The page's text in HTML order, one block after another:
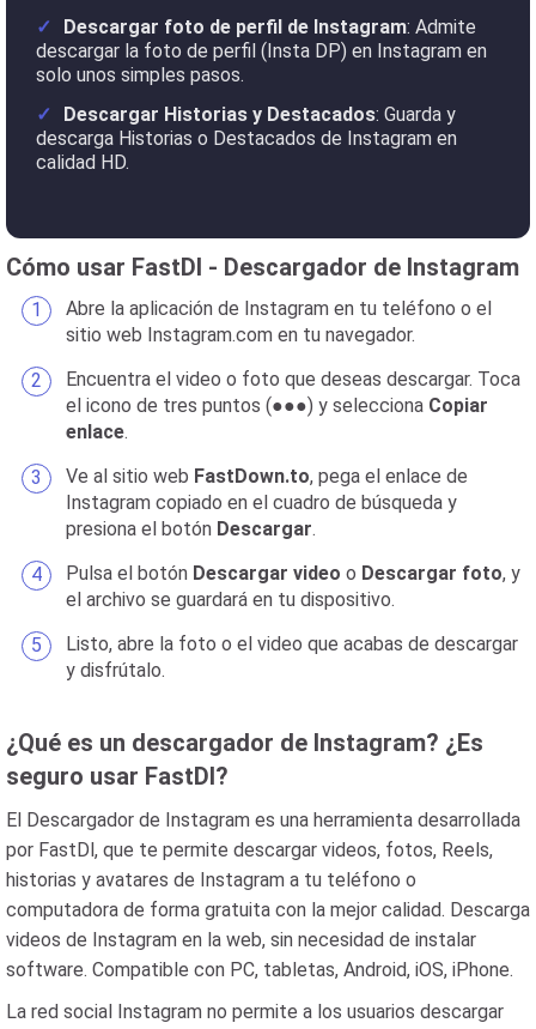
Descargar foto de perfil de Instagram: Admite
descargar la foto de perfil (Insta DP) en Instagram en
solo unos simples pasos.
Descargar Historias y Destacados: Guarda y
descarga Historias o Destacados de Instagram en
calidad HD.
Cómo usar FastDl - Descargador de Instagram
Abre la aplicación de Instagram en tu teléfono o el
sitio web Instagram.com en tu navegador.
Encuentra el video o foto que deseas descargar. Toca
el icono de tres puntos (●●●) y selecciona Copiar
enlace.
Ve al sitio web FastDown.to, pega el enlace de
Instagram copiado en el cuadro de búsqueda y
presiona el botón Descargar.
Pulsa el botón Descargar video o Descargar foto, y
el archivo se guardará en tu dispositivo.
Listo, abre la foto o el video que acabas de descargar
y disfrútalo.
¿Qué es un descargador de Instagram? ¿Es
seguro usar FastDl?
El Descargador de Instagram es una herramienta desarrollada
por FastDl, que te permite descargar videos, fotos, Reels,
historias y avatares de Instagram a tu teléfono o
computadora de forma gratuita con la mejor calidad. Descarga
videos de Instagram en la web, sin necesidad de instalar
software. Compatible con PC, tabletas, Android, iOS, iPhone.
La red social Instagram no permite a los usuarios descargar